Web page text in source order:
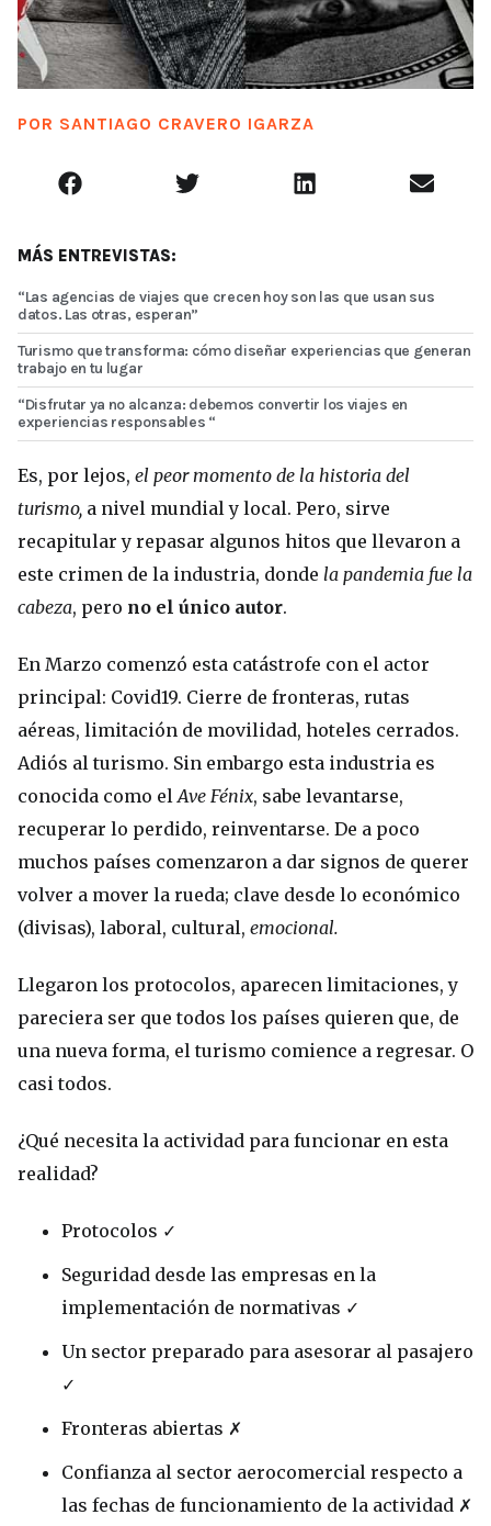
POR SANTIAGO CRAVERO IGARZA
MÁS ENTREVISTAS:
“Las agencias de viajes que crecen hoy son las que usan sus
datos. Las otras, esperan”
Turismo que transforma: cómo diseñar experiencias que generan
trabajo en tu lugar
“Disfrutar ya no alcanza: debemos convertir los viajes en
experiencias responsables “
Es, por lejos, el peor momento de la historia del
turismo, a nivel mundial y local. Pero, sirve
recapitular y repasar algunos hitos que llevaron a
este crimen de la industria, donde la pandemia fue la
cabeza, pero no el único autor.
En Marzo comenzó esta catástrofe con el actor
principal: Covid19. Cierre de fronteras, rutas
aéreas, limitación de movilidad, hoteles cerrados.
Adiós al turismo. Sin embargo esta industria es
conocida como elAve Fénix, sabe levantarse,
recuperar lo perdido, reinventarse. De a poco
muchos países comenzaron a dar signos de querer
volver a mover la rueda; clave desde lo económico
(divisas), laboral, cultural, emocional.
Llegaron los protocolos, aparecen limitaciones, y
pareciera ser que todos los países quieren que, de
una nueva forma, el turismo comience a regresar. O
casi todos.
¿Qué necesita la actividad para funcionar en esta
realidad?
Protocolos ✓
Seguridad desde las empresas en la
implementación de normativas ✓
Un sector preparado para asesorar al pasajero
✓
Fronteras abiertas ✗
Confianza al sector aerocomercial respecto a
las fechas de funcionamiento de la actividad ✗